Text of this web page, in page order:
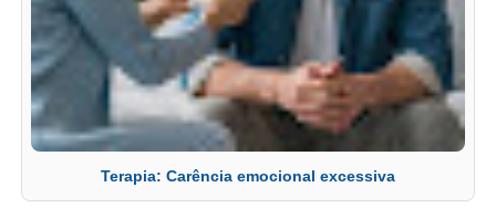
Terapia: Carência emocional excessiva